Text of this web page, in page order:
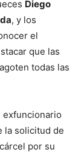
Diego
, y los
el
que las
todas las
exfuncionario
la solicitud de
por su